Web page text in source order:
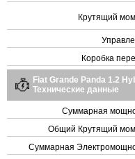
Крутящий
Коробка
Fiat Grande Panda 1.2
Технические данные
Суммарная
Общий Крутящий
Суммарная